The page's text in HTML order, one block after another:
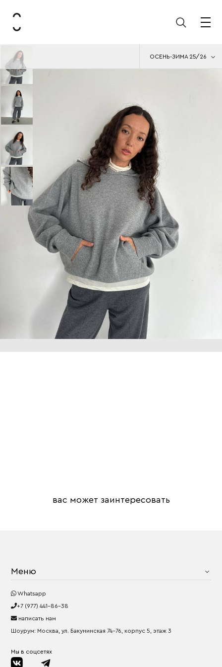
ОСЕНЬ-ЗИМА 25/26
вас может заинтересовать
Меню
Whatsapp
+7 (977) 441-86-38
написать нам
Шоурум: Москва, ул. Бакунинская 74-76, корпус 5, этаж 3
Мы в соцсетях